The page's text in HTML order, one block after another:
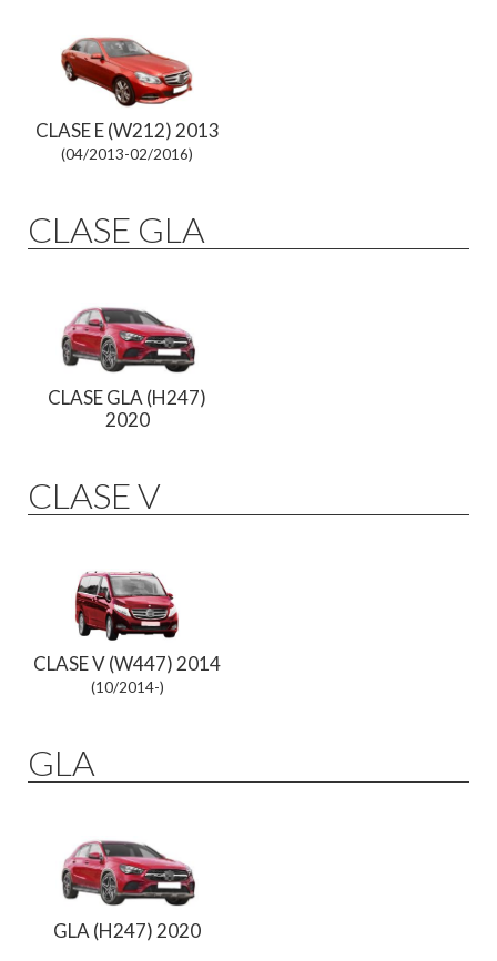
CLASE E (W212) 2013
(04/2013-02/2016)
CLASE GLA
CLASE GLA (H247)
2020
CLASE V
CLASE V (W447) 2014
(10/2014-)
GLA
GLA (H247) 2020